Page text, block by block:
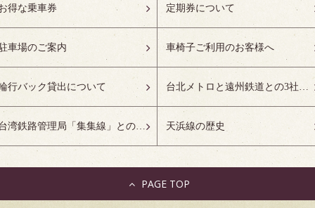
得な乗車券 定期券について
車場のご案内 車椅子ご利用のお客様へ
行バック貸出について 台北メトロと遠州鉄道との3社友好協定について
台湾鉄路管理局「集集線」との姉妹鉄道協定について 天浜線の歴史
PAGE TOP